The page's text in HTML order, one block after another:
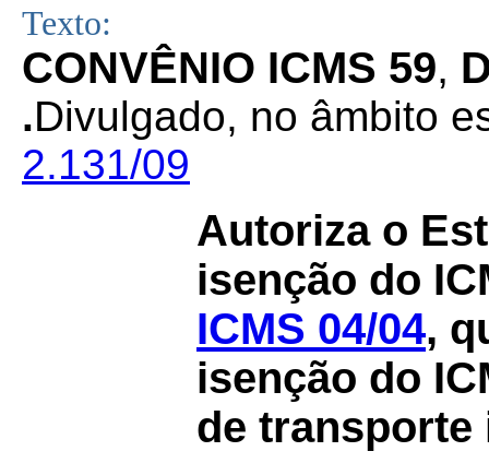
Texto:
CONVÊNIO ICMS 59,
.Divulgado, no âmbito
2.131/09
Autoriza o
isenção do
ICMS 04/04,
isenção do
de transporte